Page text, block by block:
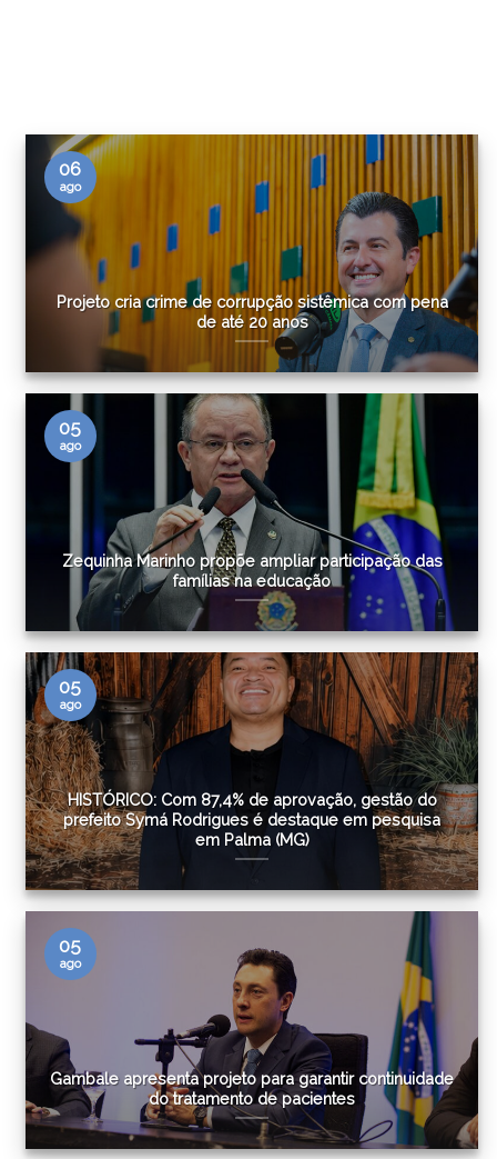
Projeto cria crime de corrupção sistêmica com pena
de até 20 anos
06
ago
Zequinha Marinho propõe ampliar participação das
famílias na educação
05
ago
HISTÓRICO: Com 87,4% de aprovação, gestão do
prefeito Symá Rodrigues é destaque em pesquisa
em Palma (MG)
05
ago
Gambale apresenta projeto para garantir continuidade
do tratamento de pacientes
05
ago